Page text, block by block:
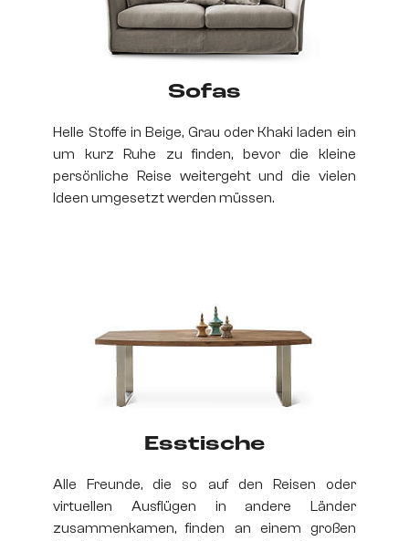
Sofas
Helle Stoffe in Beige, Grau oder Khaki laden ein
um kurz Ruhe zu finden, bevor die kleine
persönliche Reise weitergeht und die vielen
Ideen umgesetzt werden müssen.
Esstische
Alle Freunde, die so auf den Reisen oder
virtuellen Ausflügen in andere Länder
zusammenkamen, finden an einem großen